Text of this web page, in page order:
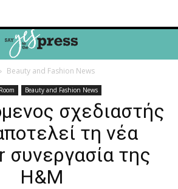
Beauty and Fashion News
Beauty and Fashion News
σχεδιαστής
τη νέα
συνεργασία της
H&M